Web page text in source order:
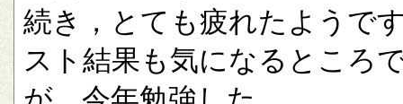
続き，とても疲れたようで
スト結果も気になるところ